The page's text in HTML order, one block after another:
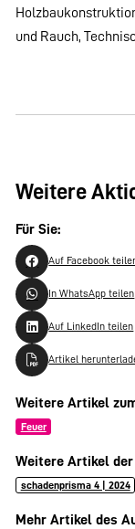
und Rauch,
Weitere
Für Sie:
Auf Facebook
In WhatsApp teilen
Auf LinkedIn teilen
Artikel
Weitere Artikel
Feuer
Weitere Artikel der
schadenprisma 4 | 2024
Mehr Artikel des